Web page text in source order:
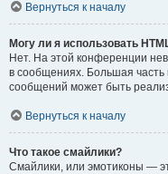
Вернуться к началу
Могу ли я использовать
Нет. На этой конференции
в сообщениях. Большая
сообщений может быть
Вернуться к началу
Что такое смайлики?
Смайлики, или эмотиконы —